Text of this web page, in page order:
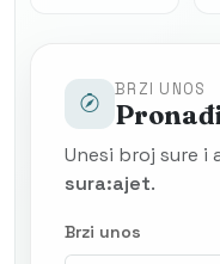
BRZI UNOS
Unesi broj sure
sura:ajet.
Brzi unos